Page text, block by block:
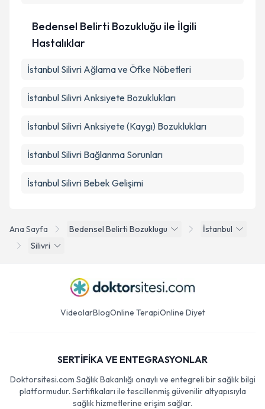
Ana Sayfa Bedensel Belirti Bozuklugu
İstanbul
Silivri
Bedensel Belirti Bozukluğu ile İlgili
Hastalıklar
İstanbul Silivri Ağlama ve Öfke Nöbetleri
İstanbul Silivri Anksiyete Bozuklukları
İstanbul Silivri Anksiyete (Kaygı) Bozuklukları
İstanbul Silivri Bağlanma Sorunları
İstanbul Silivri Bebek Gelişimi
VideolarBlogOnline TerapiOnline Diyet
SERTİFİKA VE ENTEGRASYONLAR
Doktorsitesi.com Sağlık Bakanlığı onaylı ve entegreli bir sağlık bilgi
platformudur. Sertifikaları ile tescillenmiş güvenilir altyapısıyla
sağlık hizmetlerine erişim sağlar.